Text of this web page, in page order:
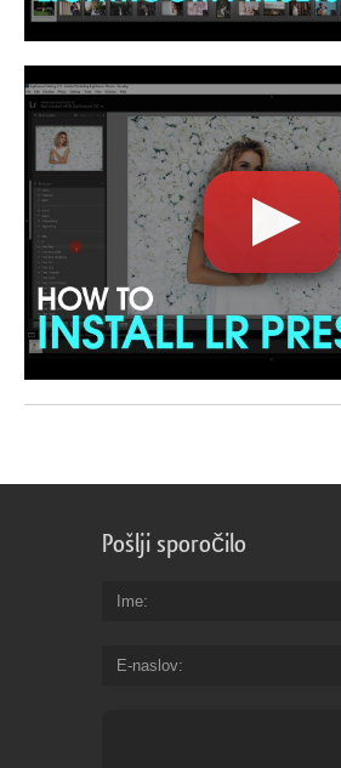
Pošlji sporočilo
Ime
E-naslov